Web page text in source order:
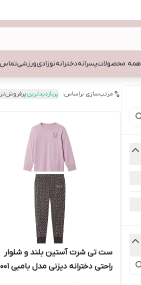
همه محصولاتپسرانهدخترانهنوزادیورزشیتماس
مرتب‌سازی براساس: پربازدیدترین
ست تی شرت آستین بلند و شلوار
راحتی دخترانه دیزنی مدل بامبی kd1001